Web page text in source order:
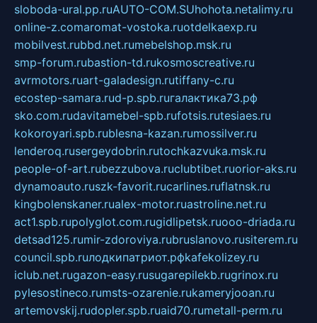
sloboda-ural.pp.ruAUTO-COM.SUhohota.netalimy.ru
online-z.comaromat-vostoka.ruotdelkaexp.ru
mobilvest.rubbd.net.rumebelshop.msk.ru
smp-forum.rubastion-td.rukosmoscreative.ru
avrmotors.ruart-galadesign.rutiffany-c.ru
ecostep-samara.rud-p.spb.ruгалактика73.рф
sko.com.rudavitamebel-spb.rufotsis.rutesiaes.ru
kokoroyari.spb.rublesna-kazan.rumossilver.ru
lenderoq.rusergeydobrin.rutochkazvuka.msk.ru
people-of-art.rubezzubova.ruclubtibet.ruorior-aks.ru
dynamoauto.ruszk-favorit.rucarlines.ruflatnsk.ru
kingbolenskaner.rualex-motor.ruastroline.net.ru
act1.spb.rupolyglot.com.rugidlipetsk.ruooo-driada.ru
detsad125.rumir-zdoroviya.rubruslanovo.rusiterem.ru
council.spb.ruлодкипатриот.рфkafekolizey.ru
iclub.net.rugazon-easy.rusugarepilekb.rugrinox.ru
pylesostineco.rumsts-ozarenie.rukameryjooan.ru
artemovskij.rudopler.spb.ruaid70.rumetall-perm.ru